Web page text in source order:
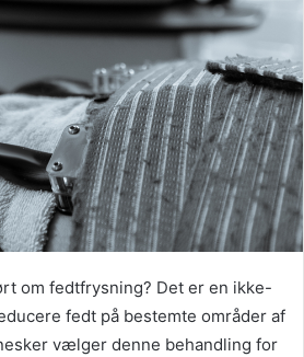
om fedtfrysning? Det er en ikke-
fedt på bestemte områder af
vælger denne behandling for